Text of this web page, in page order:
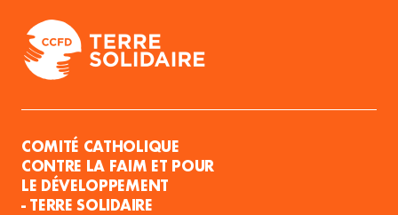
COMITÉ CATHOLIQUE
CONTRE LA FAIM ET POUR
LE DÉVELOPPEMENT
- TERRE SOLIDAIRE